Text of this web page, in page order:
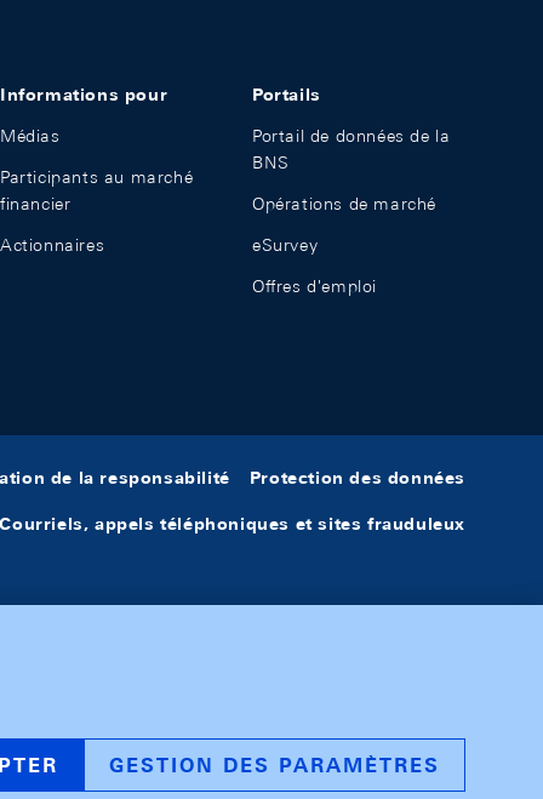
Informations pour
Médias
Participants au marché
financier
Actionnaires
Portails
Portail de données de la
BNS
Opérations de marché
eSurvey
Offres d'emploi
de la responsabilité Protection des données
Courriels, appels téléphoniques et sites frauduleux
GESTION DES PARAMÈTRES